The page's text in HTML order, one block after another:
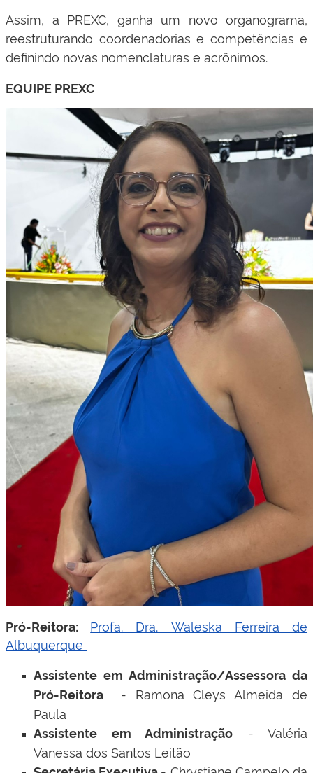
Assim, a PREXC, ganha um novo organograma,
reestruturando coordenadorias e competências e
definindo novas nomenclaturas e acrônimos.
EQUIPE PREXC
Pró-Reitora: Profa. Dra. Waleska Ferreira de
Albuquerque
Assistente em Administração/Assessora da
Pró-Reitora
- Ramona Cleys Almeida de
Paula
Assistente em Administração - Valéria
Vanessa dos Santos Leitão